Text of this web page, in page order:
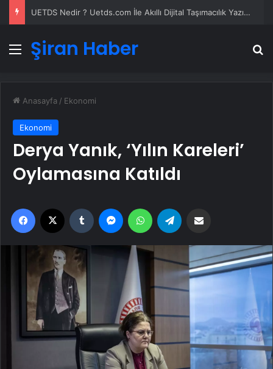
UETDS Nedir ? Uetds.com İle Akıllı Dijital Taşımacılık Yazılımı
Menü
Şiran Haber
Anasayfa / Ekonomi
Ekonomi
Derya Yanık, ‘Yılın Kareleri’
Oylamasına Katıldı
Facebook Tumblr MessengerWhatsApp